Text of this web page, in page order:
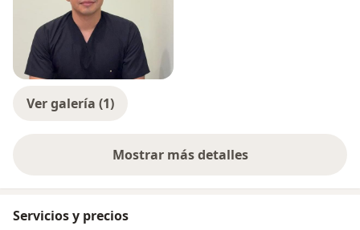
Ver galería (1)
Mostrar más detalles
sobre la experiencia
Servicios y precios